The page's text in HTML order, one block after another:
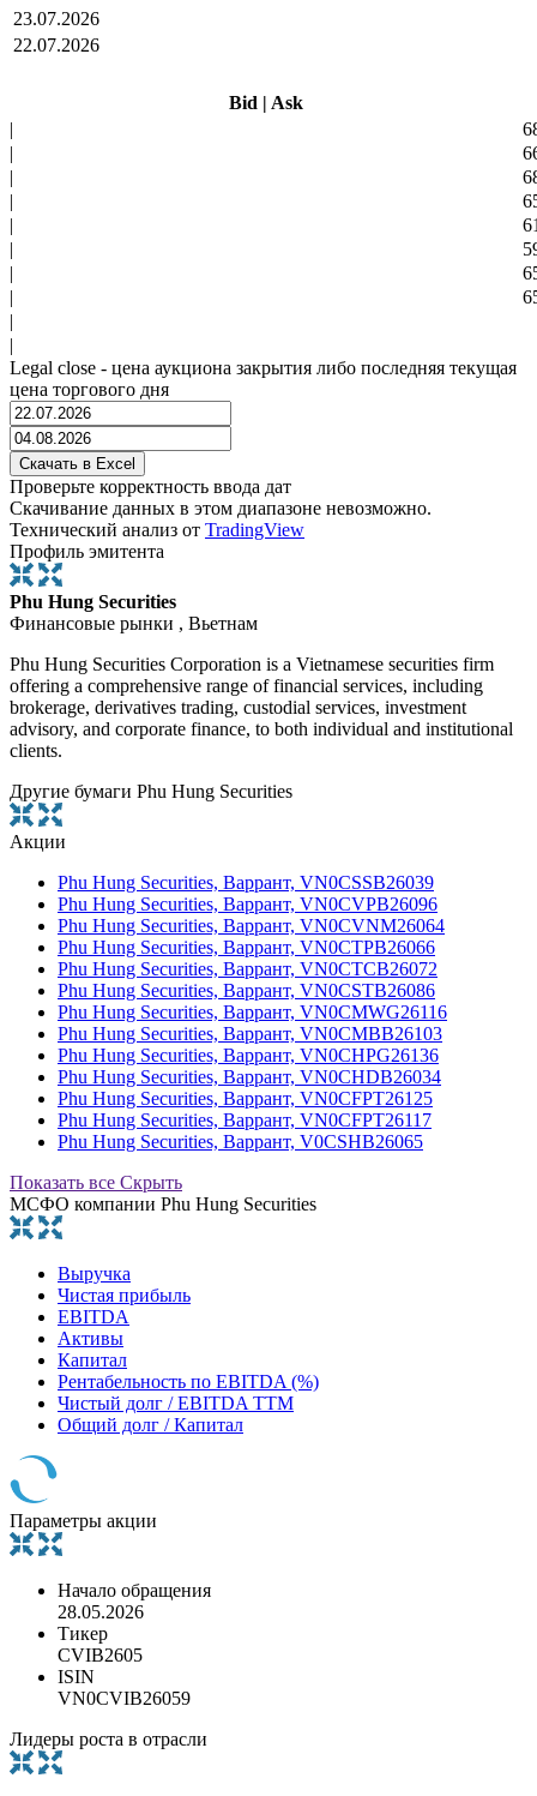
23.07.2026
22.07.2026
Bid | Ask
|
|
|
|
|
|
|
|
|
|
Legal close - цена аукциона закрытия либо последняя текущая
цена торгового дня
Проверьте корректность ввода дат
Скачивание данных в этом диапазоне невозможно.
Технический анализ от TradingView
Профиль эмитента
Phu Hung Securities
Финансовые рынки , Вьетнам
Phu Hung Securities Corporation is a Vietnamese securities firm
offering a comprehensive range of financial services, including
brokerage, derivatives trading, custodial services, investment
advisory, and corporate finance, to both individual and institutional
clients.
Другие бумаги Phu Hung Securities
Акции
Phu Hung Securities, Варрант, VN0CSSB26039
Phu Hung Securities, Варрант, VN0CVPB26096
Phu Hung Securities, Варрант, VN0CVNM26064
Phu Hung Securities, Варрант, VN0CTPB26066
Phu Hung Securities, Варрант, VN0CTCB26072
Phu Hung Securities, Варрант, VN0CSTB26086
Phu Hung Securities, Варрант, VN0CMWG26116
Phu Hung Securities, Варрант, VN0CMBB26103
Phu Hung Securities, Варрант, VN0CHPG26136
Phu Hung Securities, Варрант, VN0CHDB26034
Phu Hung Securities, Варрант, VN0CFPT26125
Phu Hung Securities, Варрант, VN0CFPT26117
Phu Hung Securities, Варрант, V0CSHB26065
Показать все Скрыть
МСФО компании Phu Hung Securities
Выручка
Чистая прибыль
EBITDA
Активы
Капитал
Рентабельность по EBITDA (%)
Чистый долг / EBITDA TTM
Общий долг / Капитал
Параметры акции
Начало обращения
28.05.2026
Тикер
CVIB2605
ISIN
VN0CVIB26059
Лидеры роста в отрасли